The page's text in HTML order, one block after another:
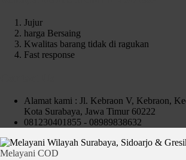
Jujur
harga Bersaing
Kwalitas barang tidak di ragukan
Fast response
Alamat kami : Jl. Kebraon V, Kebraon,
Kota Surabaya, Jawa Timur 60222
081230401855 - 08989838632
Melayani COD